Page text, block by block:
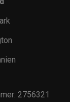
2756321